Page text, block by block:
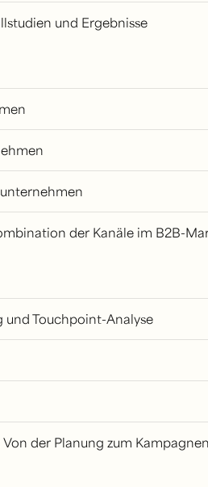
und Ergebnisse
der Kanäle im B2B-
Touchpoint-Analyse
der Planung zum